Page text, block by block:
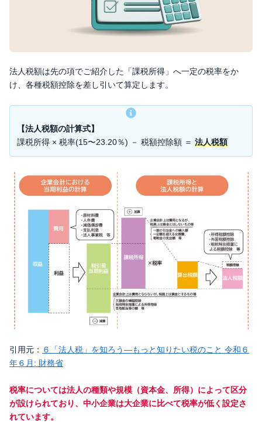
法人税額は先の項でご紹介した「課税所得」へ一定の税率をか
け、各種税額控除を差し引いて算定します。
【法人税額の計算式】
課税所得 × 税率(15〜23.20％) － 税額控除額 ＝ 法人税額
引用元： ６「法人税」を知ろう—もっと知りたい税のこと 令和６
年６月: 財務省
税率については法人の種類や規模（資本金、所得）によって区分
が設けられており、中小企業は大企業に比べて税率が低く設定さ
れています。